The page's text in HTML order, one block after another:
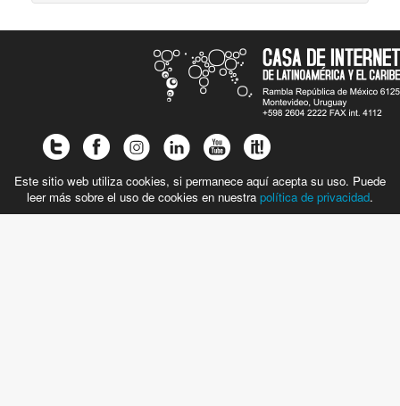
Este sitio web utiliza cookies, si permanece aquí acepta su uso. Puede
leer más sobre el uso de cookies en nuestra política de privacidad.